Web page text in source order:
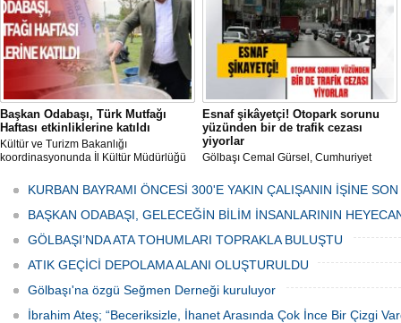
Başkan Odabaşı, Türk Mutfağı
Haftası etkinliklerine katıldı
Kültür ve Turizm Bakanlığı
koordinasyonunda İl Kültür Müdürlüğü
Haftası" etkinlikleri Ankara'da devam
ediyor.
Esnaf şikâyetçi! Otopark sorunu
yüzünden bir de trafik cezası
yiyorlar
Gölbaşı Cemal Gürsel, Cumhuriyet
bulunan esnaf ve alışverişe gelen
vatandaşlar park cezaları yüzünden
canından bezdi.
KURBAN BAYRAMI ÖNCESİ 300'E YAKIN ÇALIŞANIN İŞİNE
BAŞKAN ODABAŞI, GELECEĞİN BİLİM İNSANLARININ
GÖLBAŞI’NDA ATA TOHUMLARI TOPRAKLA BULUŞTU
ATIK GEÇİCİ DEPOLAMA ALANI OLUŞTURULDU
Gölbaşı'na özgü Seğmen Derneği kuruluyor
İbrahim Ateş; “Beceriksizle, İhanet Arasında Çok İnce Bir Çizgi